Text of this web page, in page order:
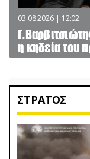
03.08.2026 | 12:02
η κηδεία του
ΣΤΡΑΤΟΣ